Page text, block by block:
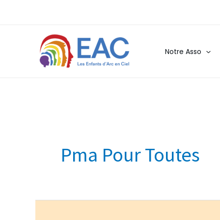
Notre Asso
Pma Pour Toutes